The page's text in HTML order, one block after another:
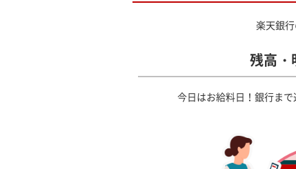
楽天銀
残高・
今日はお給料日！ 銀行ま